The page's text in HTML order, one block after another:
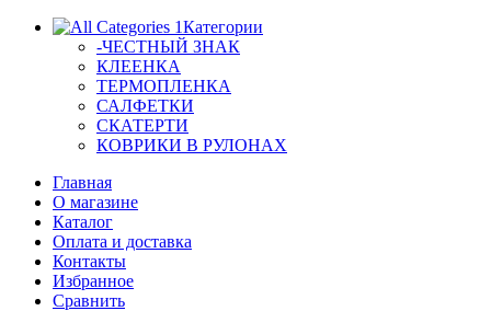
Категории
-ЧЕСТНЫЙ ЗНАК
КЛЕЕНКА
ТЕРМОПЛЕНКА
САЛФЕТКИ
СКАТЕРТИ
КОВРИКИ В РУЛОНАХ
Главная
О магазине
Каталог
Оплата и доставка
Контакты
Избранное
Сравнить